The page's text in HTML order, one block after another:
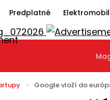
Predplatné
Google vloží do